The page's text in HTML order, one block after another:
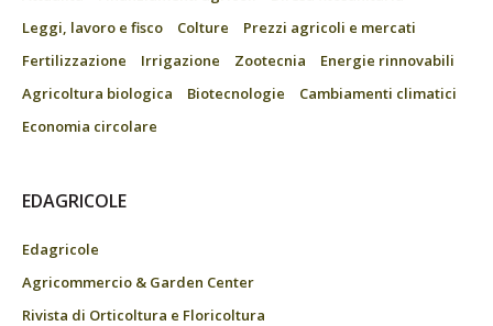
Leggi, lavoro e fisco
Colture
Prezzi agricoli e mercati
Fertilizzazione
Irrigazione Zootecnia
Energie rinnovabili
Agricoltura biologica
Biotecnologie
Cambiamenti climatici
Economia circolare
EDAGRICOLE
Edagricole
Agricommercio & Garden Center
Rivista di Orticoltura e Floricoltura